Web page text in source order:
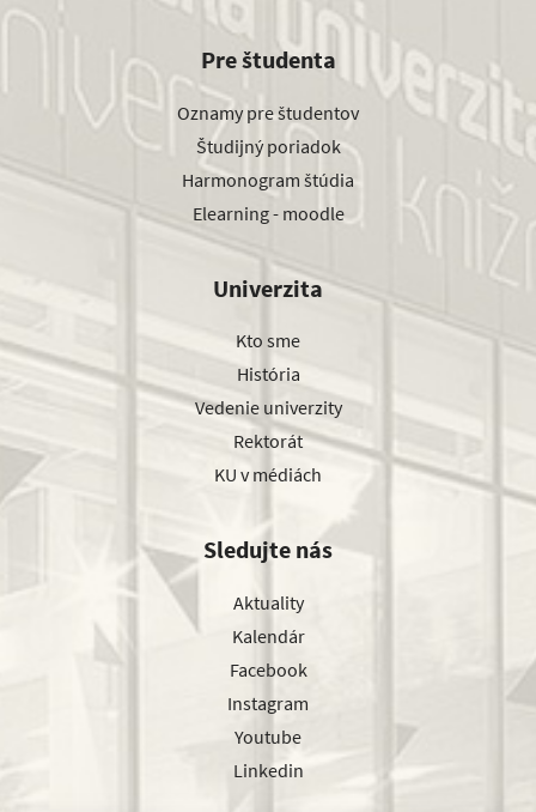
Pre študenta
Oznamy pre študentov
Študijný poriadok
Harmonogram štúdia
Elearning - moodle
Univerzita
Kto sme
História
Vedenie univerzity
Rektorát
KU v médiách
Sledujte nás
Aktuality
Kalendár
Facebook
Instagram
Youtube
Linkedin